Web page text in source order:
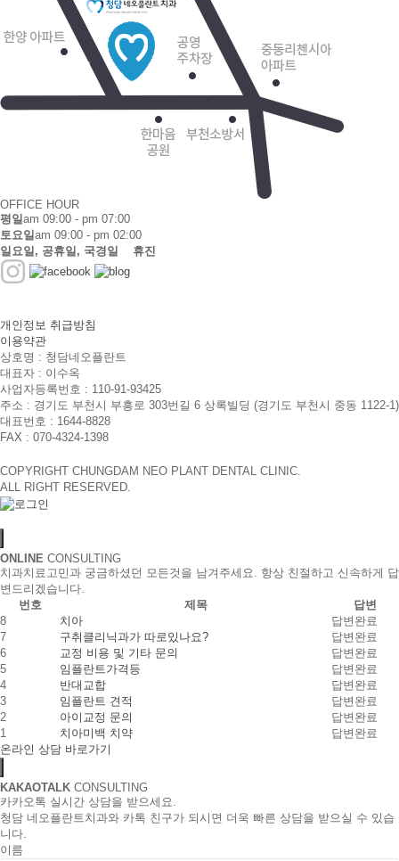
OFFICE HOUR
평일am 09:00 - pm 07:00
토요일am 09:00 - pm 02:00
일요일, 공휴일, 국경일 휴진
개인정보 취급방침
이용약관
상호명 : 청담네오플란트
대표자 : 이수옥
사업자등록번호 : 110-91-93425
주소 : 경기도 부천시 부흥로 303번길 6 상록빌딩 (경기도 부천시 중동 1122-1)
대표번호 : 1644-8828
FAX : 070-4324-1398
COPYRIGHT CHUNGDAM NEO PLANT DENTAL CLINIC.
ALL RIGHT RESERVED.
ONLINE CONSULTING
치과치료고민과 궁금하셨던 모든것을 남겨주세요. 항상 친절하고 신속하게 답
변드리겠습니다.
번호
제목
답변
8
치아
답변완료
7
구취클리닉과가 따로있나요?
답변완료
6
교정 비용 및 기타 문의
답변완료
5
임플란트가격등
답변완료
4
반대교합
답변완료
3
임플란트 견적
답변완료
2
아이교정 문의
답변완료
1
치아미백 치약
답변완료
온라인 상담 바로가기
KAKAOTALK CONSULTING
카카오톡 실시간 상담을 받으세요.
청담 네오플란트치과와 카톡 친구가 되시면 더욱 빠른 상담을 받으실 수 있습
니다.
이름